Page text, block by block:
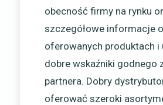
obecność firmy na rynku
szczegółowe informacje o
oferowanych produktach i
dobre wskaźniki godnego
partnera. Dobry
oferować szeroki